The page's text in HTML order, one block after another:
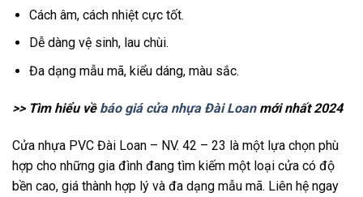
Cách âm, cách nhiệt cực tốt.
Dễ dàng vệ sinh, lau chùi.
Đa dạng mẫu mã, kiểu dáng, màu sắc.
>> Tìm hiểu về báo giá cửa nhựa Đài Loanmới nhất 2024
Cửa nhựa PVC Đài Loan – NV. 42 – 23 là một lựa chọn phù
hợp cho những gia đình đang tìm kiếm một loại cửa có độ
bền cao, giá thành hợp lý và đa dạng mẫu mã. Liên hệ ngay